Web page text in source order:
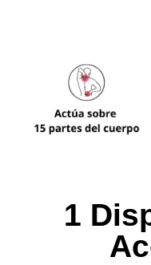
1